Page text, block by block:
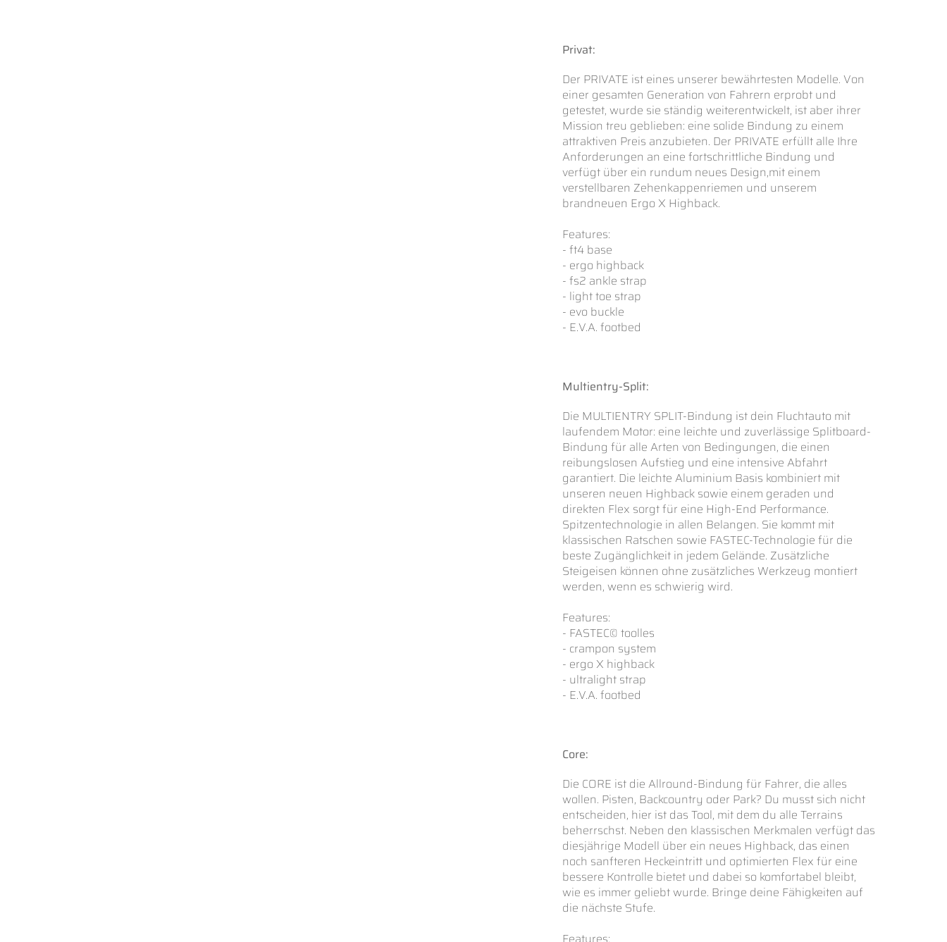
Privat:
Der PRIVATE ist eines unserer bewährtesten Modelle. Von
einer gesamten Generation von Fahrern erprobt und
getestet, wurde sie ständig weiterentwickelt, ist aber ihrer
Mission treu geblieben: eine solide Bindung zu einem
attraktiven Preis anzubieten. Der PRIVATE erfüllt alle Ihre
Anforderungen an eine fortschrittliche Bindung und
verfügt über ein rundum neues Design,mit einem
verstellbaren Zehenkappenriemen und unserem
brandneuen Ergo X Highback.
Features:
- ft4 base
- ergo highback
- fs2 ankle strap
- light toe strap
- evo buckle
- E.V.A. footbed
Multientry-Split:
Die MULTIENTRY SPLIT-Bindung ist dein Fluchtauto mit
laufendem Motor: eine leichte und zuverlässige Splitboard-
Bindung für alle Arten von Bedingungen, die einen
reibungslosen Aufstieg und eine intensive Abfahrt
garantiert. Die leichte Aluminium Basis kombiniert mit
unseren neuen Highback sowie einem geraden und
direkten Flex sorgt für eine High-End Performance.
Spitzentechnologie in allen Belangen. Sie kommt mit
klassischen Ratschen sowie FASTEC-Technologie für die
beste Zugänglichkeit in jedem Gelände. Zusätzliche
Steigeisen können ohne zusätzliches Werkzeug montiert
werden, wenn es schwierig wird.
Features:
- FASTEC© toolles
- crampon system
- ergo X highback
- ultralight strap
- E.V.A. footbed
Core:
Die CORE ist die Allround-Bindung für Fahrer, die alles
wollen. Pisten, Backcountry oder Park? Du musst sich nicht
entscheiden, hier ist das Tool, mit dem du alle Terrains
beherrschst. Neben den klassischen Merkmalen verfügt das
diesjährige Modell über ein neues Highback, das einen
noch sanfteren Heckeintritt und optimierten Flex für eine
bessere Kontrolle bietet und dabei so komfortabel bleibt,
wie es immer geliebt wurde. Bringe deine Fähigkeiten auf
die nächste Stufe.